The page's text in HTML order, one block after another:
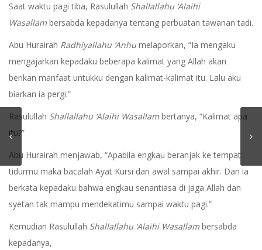
Saat waktu pagi tiba, Rasulullah Shallallahu ‘Alaihi
Wasallam bersabda kepadanya tentang perbuatan tawanan tadi.
Abu Hurairah Radhiyallahu ‘Anhu melaporkan, “Ia mengaku
mengajarkan kepadaku beberapa kalimat yang Allah akan
berikan manfaat untukku dengan kalimat-kalimat itu. Lalu aku
biarkan ia pergi.”
Rasulullah Shallallahu ‘Alaihi Wasallam bertanya, “Kalimat apa
itu?”
Abu Hurairah menjawab, “Apabila engkau beranjak ke tempat
tidurmu maka bacalah Ayat Kursi dari awal sampai akhir. Dan ia
berkata kepadaku bahwa engkau senantiasa di jaga Allah dan
syetan tak mampu mendekatimu sampai waktu pagi.”
Kemudian Rasulullah Shallallahu ‘Alaihi Wasallam bersabda
kepadanya,